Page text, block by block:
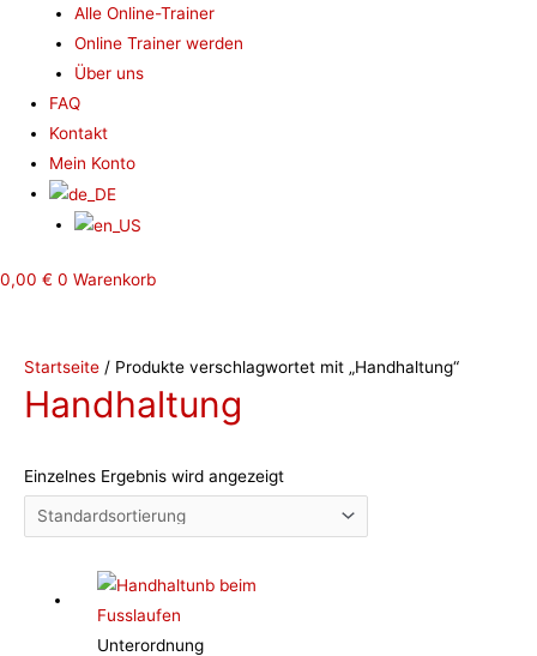
Alle Online-Trainer
Online Trainer werden
Über uns
FAQ
Kontakt
Mein Konto
0,00 € 0 Warenkorb
Startseite / Produkte verschlagwortet mit „Handhaltung“
Handhaltung
Einzelnes Ergebnis wird angezeigt
Unterordnung